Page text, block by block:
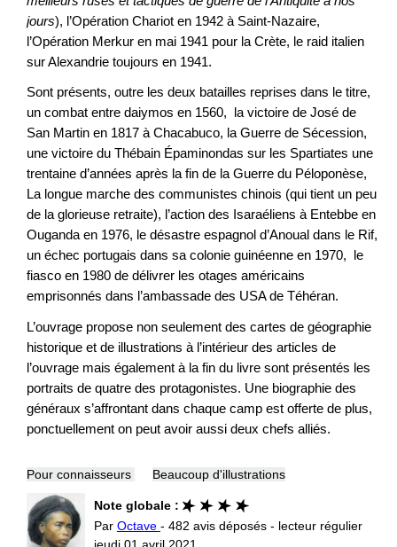
jours), l’Opération Chariot en 1942 à Saint-Nazaire,
l’Opération Merkur en mai 1941 pour la Crète, le raid italien
sur Alexandrie toujours en 1941.
Sont présents, outre les deux batailles reprises dans le titre,
un combat entre daiymos en 1560, la victoire de José de
San Martin en 1817 à Chacabuco, la Guerre de Sécession,
une victoire du Thébain Épaminondas sur les Spartiates une
trentaine d’années après la fin de la Guerre du Péloponèse,
La longue marche des communistes chinois (qui tient un peu
de la glorieuse retraite), l’action des Isaraéliens à Entebbe en
Ouganda en 1976, le désastre espagnol d’Anoual dans le Rif,
un échec portugais dans sa colonie guinéenne en 1970, le
fiasco en 1980 de délivrer les otages américains
emprisonnés dans l’ambassade des USA de Téhéran.
L’ouvrage propose non seulement des cartes de géographie
historique et de illustrations à l’intérieur des articles de
l’ouvrage mais également à la fin du livre sont présentés les
portraits de quatre des protagonistes. Une biographie des
généraux s’affrontant dans chaque camp est offerte de plus,
ponctuellement on peut avoir aussi deux chefs alliés.
Pour connaisseurs Beaucoup d'illustrations
Note globale :
Par Octave - 482 avis déposés - lecteur régulier